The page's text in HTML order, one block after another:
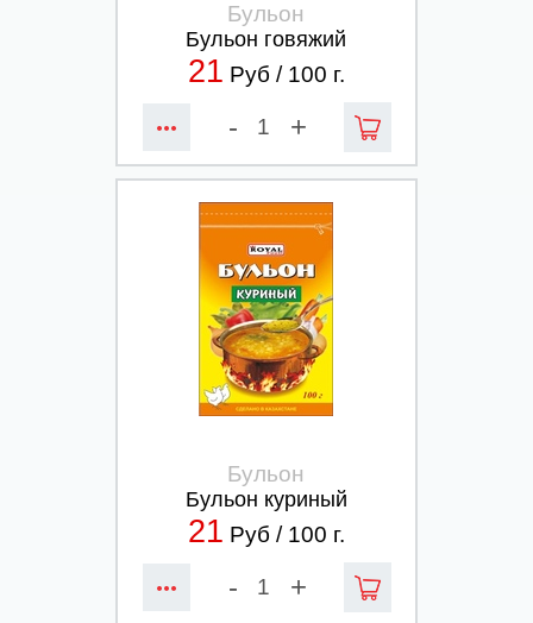
Бульон
Бульон говяжий
21 Руб / 100 г.
- +
Бульон
Бульон куриный
21 Руб / 100 г.
- +